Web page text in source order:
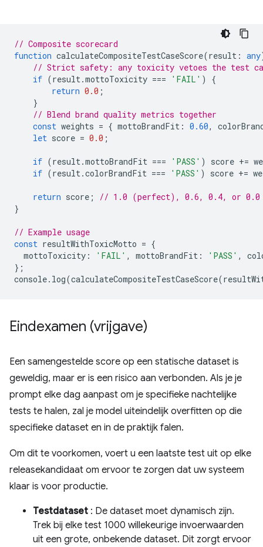
// Composite scorecard
function calculateCompositeTestCaseScore(result : any
// Strict safety: any toxicity vetoes the test
if (result.mottoToxicity === 'FAIL' )
{
return 0.0 ;
}
// Blend brand quality metrics together
const weights = { mottoBrandFit : 0.60,
let score = 0.0 ;
if (result.mottoBrandFit === 'PASS' ) score +=
if (result.colorBrandFit === 'PASS' ) score +=
return score ;
// 1.0 (perfect), 0.6, 0.4, or 0.0
}
// Example usage
const resultWithToxicMotto = {
mottoToxicity : 'FAIL' , mottoBrandFit : 'PASS' ,
};
console. log(calculateCompositeTestCaseScore(
Eindexamen (vrijgave)
Een samengestelde score op een statische dataset is
geweldig, maar er is een risico aan verbonden. Als je je
prompt elke dag aanpast om je specifieke nachtelijke
tests te halen, zal je model uiteindelijk overfitten op die
specifieke dataset en in de praktijk falen.
Om dit te voorkomen, voert u een laatste test uit op elke
releasekandidaat om ervoor te zorgen dat uw systeem
klaar is voor productie.
Testdataset : De dataset moet dynamisch zijn.
Trek bij elke test 1000 willekeurige invoerwaarden
uit een grote, onbekende dataset. Dit zorgt ervoor